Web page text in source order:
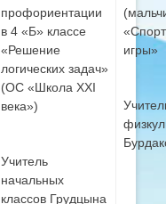
профориентации
в 4 «Б» классе
«Решение
логических задач»
(ОС «Школа XXI
века»)
Учитель
начальных
классов Грудцына
игры»